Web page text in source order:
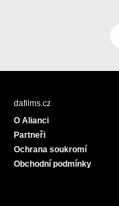
dafilms.cz
O Alianci
Partneři
Ochrana soukromí
Obchodní podmínky